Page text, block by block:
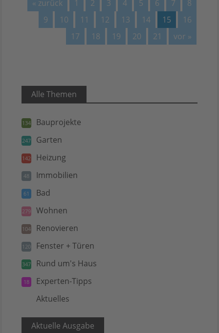
« zurück 1 2 3 4 5 6 7
8
9
10 11 12 13 14 15
16
17
18 19 20 21 vor »
Alle Themen
134 Bauprojekte
247 Garten
142 Heizung
48 Immobilien
61 Bad
279 Wohnen
104 Renovieren
120 Fenster + Türen
347 Rund um's Haus
18 Experten-Tipps
Aktuelles
Aktuelle Ausgabe